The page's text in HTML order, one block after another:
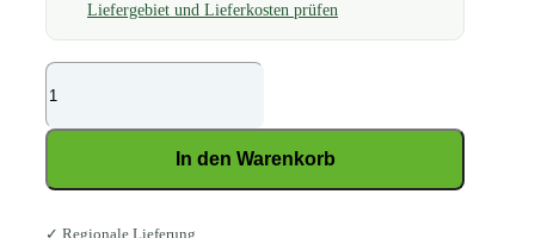
Liefergebiet und Lieferkosten prüfen
Dr.
Weyrauch
Frühlingserwachen
Menge
In den Warenkorb
✓ Regionale Lieferung